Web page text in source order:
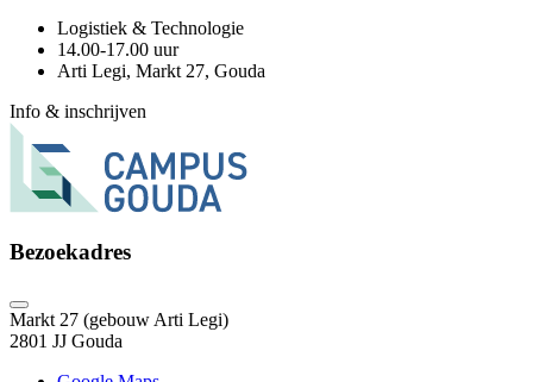
Logistiek & Technologie
14.00-17.00 uur
Arti Legi, Markt 27, Gouda
Info & inschrijven
Bezoekadres
Markt 27 (gebouw Arti Legi)
2801 JJ Gouda